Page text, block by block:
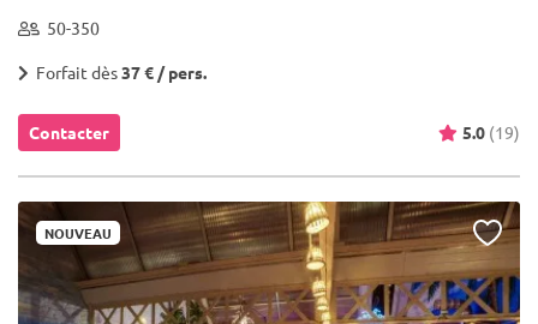
50-350
Forfait dès37 € / pers.
Contacter 5.0 (19)
NOUVEAU